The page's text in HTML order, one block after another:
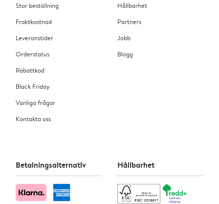
Stor beställning
Fraktkostnad
Leveranstider
Orderstatus
Rabattkod
Black Friday
Vanliga frågor
Kontakta oss
Hållbarhet
Partners
Jobb
Blogg
Betalningsalternativ Hållbarhet